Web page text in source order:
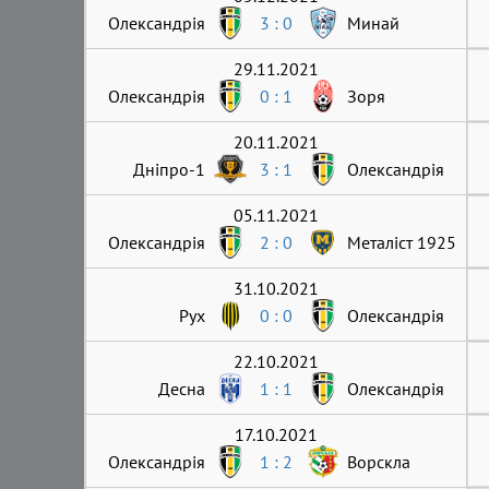
Олександрія
3 : 0 Минай
29.11.2021
Олександрія
0 : 1 Зоря
20.11.2021
Дніпро-1
3 : 1 Олександрія
05.11.2021
Олександрія
2 : 0 Металіст 1925
31.10.2021
Рух
0 : 0 Олександрія
22.10.2021
Десна
1 : 1 Олександрія
17.10.2021
Олександрія
1 : 2 Ворскла